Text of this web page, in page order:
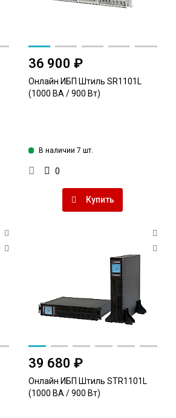
36 900 ₽
Онлайн ИБП Штиль SR1101L
(1000 ВА / 900 Вт)
В наличии 7 шт.
0
Купить
39 680 ₽
Онлайн ИБП Штиль STR1101L
(1000 ВА / 900 Вт)